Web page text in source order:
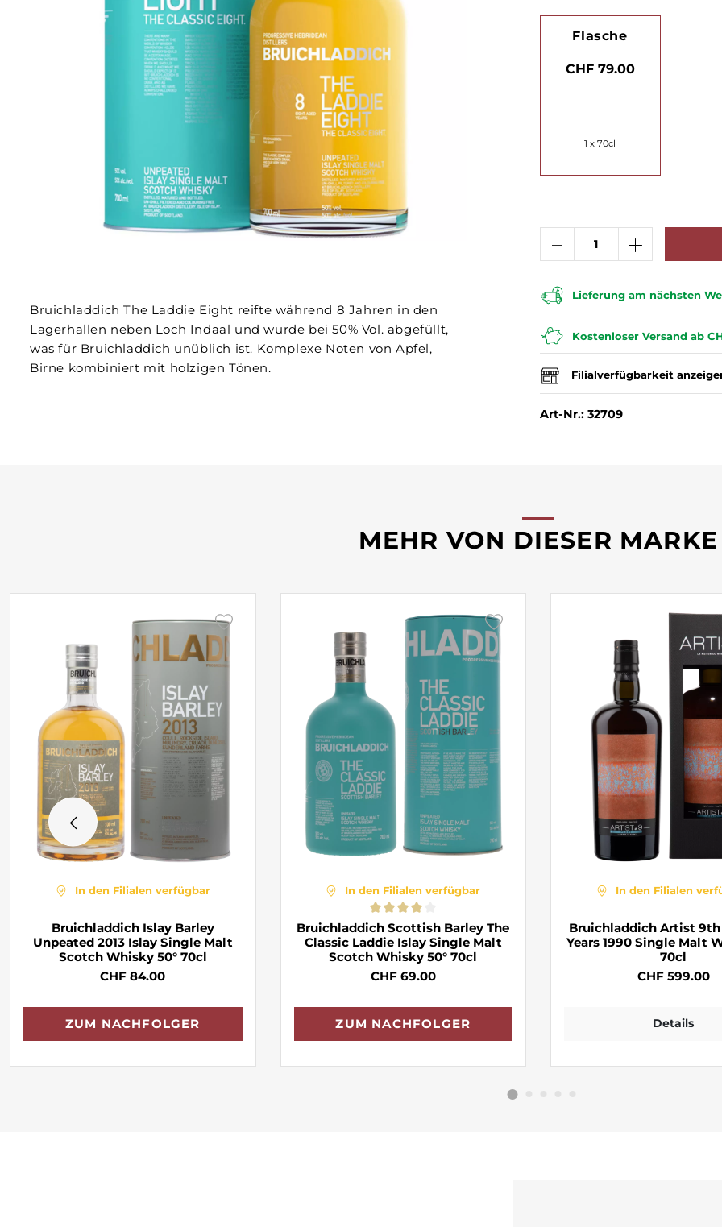
Bruichladdich The Laddie Eight reifte während 8 Jahren in den
Lagerhallen neben Loch Indaal und wurde bei 50% Vol. abgefüllt,
was für Bruichladdich unüblich ist. Komplexe Noten von Apfel,
Birne kombiniert mit holzigen Tönen.
Flasche
CHF 79.00
1 x 70cl
Lieferung am nächsten
Kostenloser Versand ab
Filialverfügbarkeit
Art-Nr.: 32709
MEHR VON DIESER MARKE
In den Filialen verfügbar
Bruichladdich Islay Barley
Unpeated 2013 Islay Single Malt
Scotch Whisky 50° 70cl
CHF 84.00
ZUM NACHFOLGER
In den Filialen verfügbar
Bruichladdich Scottish Barley The
Classic Laddie Islay Single Malt
Scotch Whisky 50° 70cl
CHF 69.00
ZUM NACHFOLGER
In den Filialen
Bruichladdich Artist 9th
Years 1990 Single Malt
70cl
CHF 599.00
Details